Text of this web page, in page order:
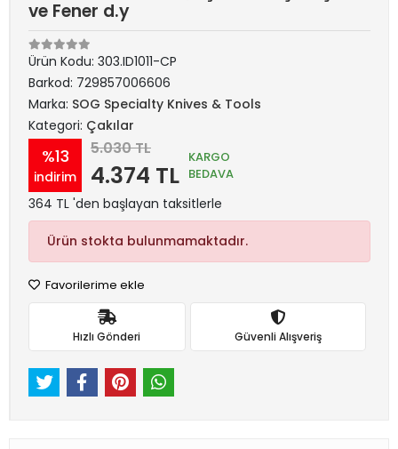
ve Fener d.y
Ürün Kodu: 303.ID1011-CP
Barkod: 729857006606
Marka: SOG Specialty Knives & Tools
Kategori: Çakılar
%13
indirim
5.030 TL
4.374 TL
KARGO
BEDAVA
364 TL 'den başlayan taksitlerle
Ürün stokta bulunmamaktadır.
Favorilerime ekle
Hızlı Gönderi Güvenli Alışveriş